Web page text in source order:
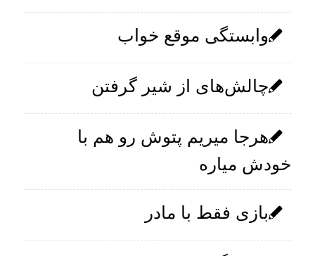
وابستگی موقع خواب
چالش‌های از شیر گرفتن
هرجا میریم پتوش رو هم با
خودش میاره
بازی فقط با مادر